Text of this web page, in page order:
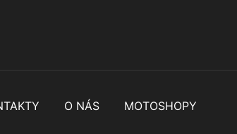
O NÁS MOTOSHOPY